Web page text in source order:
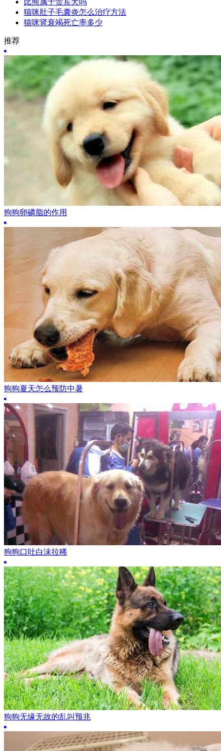
猫咪肚子毛囊炎怎么治疗方法
猫咪肾衰竭死亡率多少
推荐
狗狗卵磷脂的作用
狗狗夏天怎么预防中暑
狗狗口吐白沫拉稀
狗狗无缘无故的乱叫预兆